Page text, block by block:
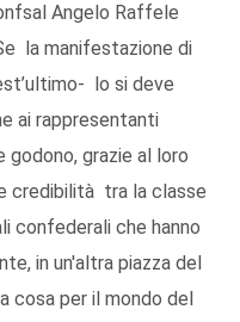
Angelo Raffele
la manifestazione di
lo si deve
ai rappresentanti
godono, grazie al loro
credibilità tra la classe
confederali che hanno
in un'altra piazza del
cosa per il mondo del